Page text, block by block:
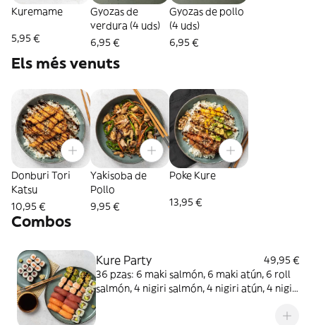
Kuremame
5,95 €
Gyozas de
verdura (4 uds)
6,95 €
Gyozas de pollo
(4 uds)
6,95 €
Els més venuts
Donburi Tori
Katsu
10,95 €
Yakisoba de
Pollo
9,95 €
Poke Kure
13,95 €
Combos
Kure Party
49,95 €
36 pzas: 6 maki salmón, 6 maki atún, 6 roll
salmón, 4 nigiri salmón, 4 nigiri atún, 4 nigiri